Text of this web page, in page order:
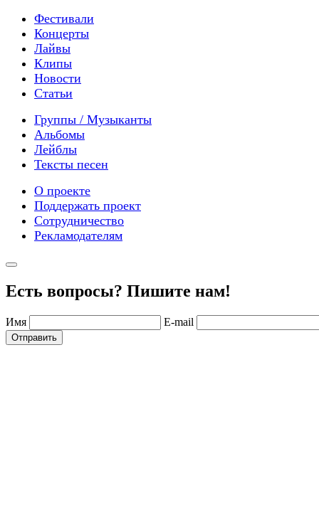
Фестивали
Концерты
Лайвы
Клипы
Новости
Статьи
Группы / Музыканты
Альбомы
Лейблы
Тексты песен
О проекте
Поддержать проект
Сотрудничество
Рекламодателям
Есть вопросы? Пишите нам!
Имя E-mail